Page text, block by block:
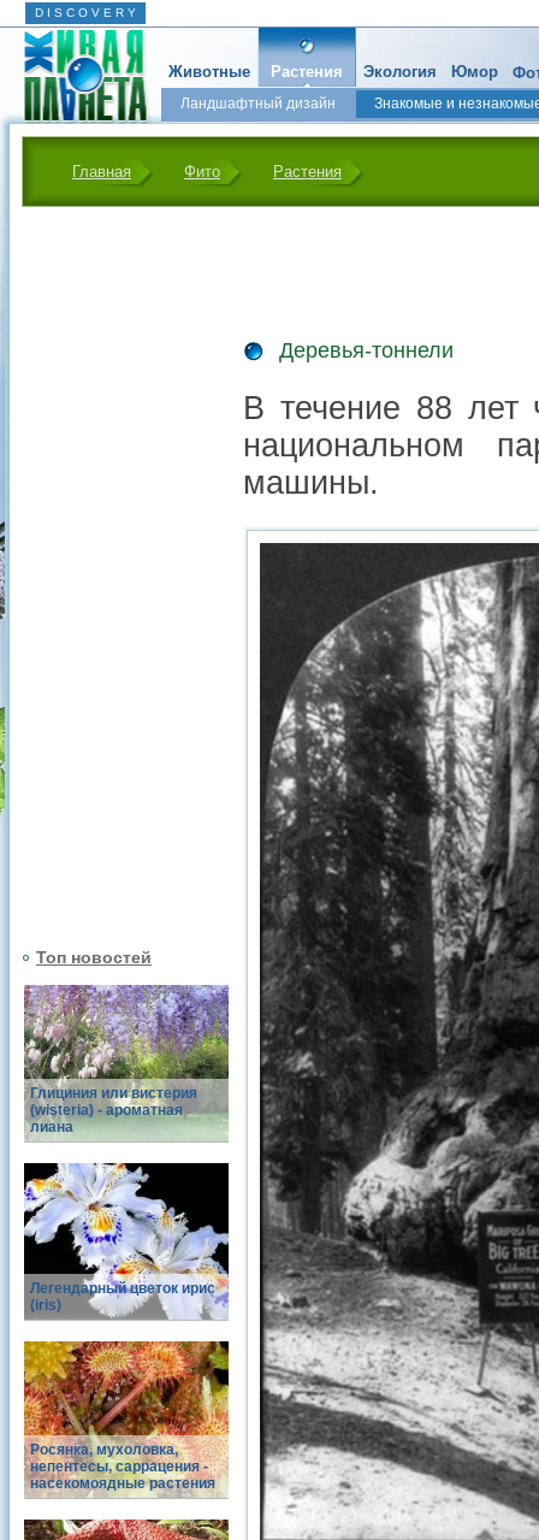
D I S C O V E R Y
Животные Растения
Ландшафтный дизайн Знакомые и
Экология Юмор
Главная Фито Растения
Топ новостей
Глициния или вистерия
(wisteria) - ароматная
лиана
Легендарный цветок ирис
(iris)
Росянка, мухоловка,
непентесы, саррацения -
насекомоядные растения
Деревья-тоннели
В течение 88 лет
национальном
машины.